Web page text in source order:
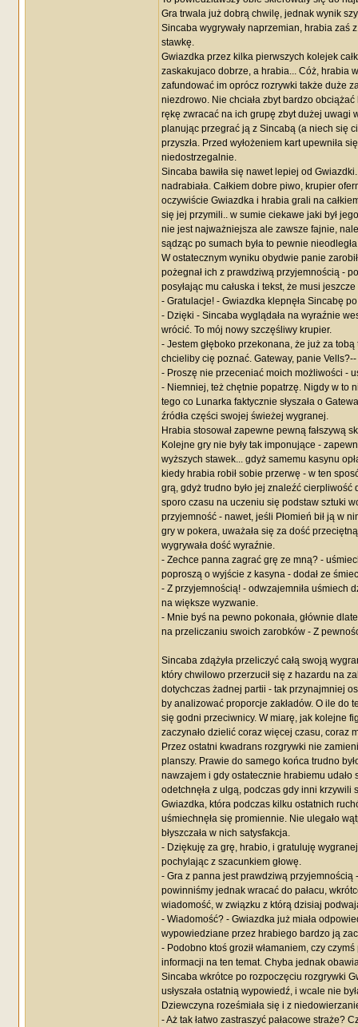
Gra trwala już dobrą chwilę, jednak wynik
Sincaba wygrywały naprzemian, hrabia zaś
stawkę.
Gwiazdka przez kilka pierwszych kolejek
zaskakujaco dobrze, a hrabia... Cóż, hrabia
zafundować im oprócz rozrywki także duże
niezdrowo. Nie chciała zbyt bardzo
rękę zwracać na ich grupę zbyt dużej uwagi
planując przegrać ją z Sincabą (a niech się
przyszła. Przed wyłożeniem kart upewniła
niedostrzegalnie.
Sincaba bawiła się nawet lepiej od
nadrabiała. Całkiem dobre piwo, krupier
oczywiście Gwiazdka i hrabia grali na
się jej przymili.. w sumie ciekawe jaki był
nie jest najważniejsza ale zawsze fajnie,
sądząc po sumach była to pewnie
W ostatecznym wyniku obydwie panie
pożegnał ich z prawdziwą przyjemnością -
posyłając mu całuska i tekst, że musi
- Gratulacje! - Gwiazdka klepnęła Sincabę
- Dzięki - Sincaba wyglądała na wyraźnie
wrócić. To mój nowy szczęśliwy krupier.
- Jestem głęboko przekonana, że już za
chcieliby cię poznać. Gateway, panie
- Proszę nie przeceniać moich możliwości -
- Niemniej, też chętnie popatrzę. Nigdy w to
tego co Lunarka faktycznie słyszała o
źródła części swojej świeżej wygranej.
Hrabia stosował zapewne pewną fałszywą
Kolejne gry nie były tak imponujące -
wyższych stawek... gdyż samemu kasynu
kiedy hrabia robił sobie przerwę - w ten
grą, gdyż trudno było jej znaleźć cierpliwość
sporo czasu na uczeniu się podstaw sztuki
przyjemność - nawet, jeśli Płomień bił ją w
gry w pokera, uważała się za dość
wygrywała dość wyraźnie.
- Zechce panna zagrać grę ze mną? -
poproszą o wyjście z kasyna - dodał ze
- Z przyjemnością! - odwzajemniła uśmiech
na większe wyzwanie.
- Mnie byś na pewno pokonała, głównie
na przeliczaniu swoich zarobków - Z
Sincaba zdążyła przeliczyć całą swoją
który chwilowo przerzucił się z hazardu na
dotychczas żadnej partii - tak przynajmniej
by analizować proporcje zakładów. O ile do
się godni przeciwnicy. W miarę, jak kolejne
zaczynało dzielić coraz więcej czasu, coraz
Przez ostatni kwadrans rozgrywki nie
planszy. Prawie do samego końca trudno
nawzajem i gdy ostatecznie hrabiemu
odetchnęła z ulgą, podczas gdy inni krzywili
Gwiazdka, która podczas kilku ostatnich
uśmiechnęła się promiennie. Nie ulegało
błyszczała w nich satysfakcja.
- Dziękuję za grę, hrabio, i gratuluję
pochylając z szacunkiem głowę.
- Gra z panna jest prawdziwą przyjemnością
powinniśmy jednak wracać do pałacu,
wiadomość, w związku z którą dzisiaj
- Wiadomość? - Gwiazdka już miała
wypowiedziane przez hrabiego bardzo ją
- Podobno ktoś groził włamaniem, czy
informacji na ten temat. Chyba jednak
Sincaba wkrótce po rozpoczęciu rozgrywki
usłyszała ostatnią wypowiedź, i wcale nie
Dziewczyna roześmiała się i z
- Aż tak łatwo zastraszyć pałacowe straże?